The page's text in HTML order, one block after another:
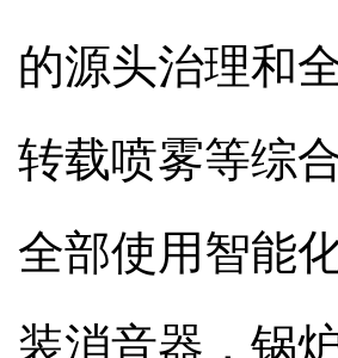
的源头治理和
转载喷雾等综
全部使用智能
装消音器，锅